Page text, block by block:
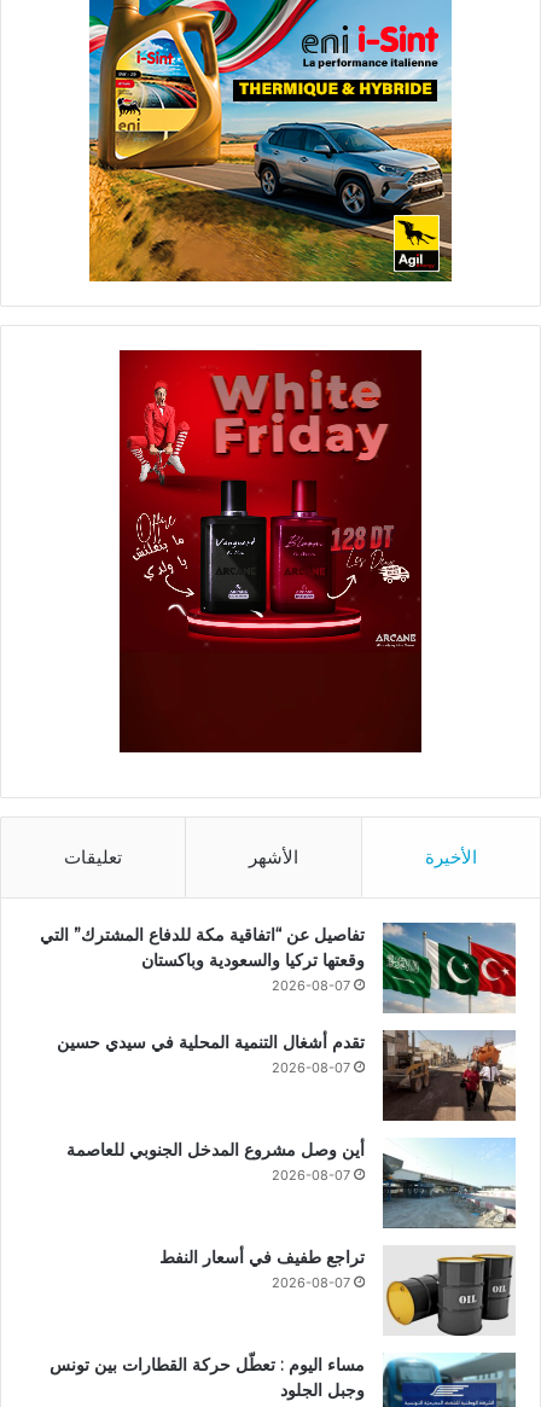
الأخيرة الأشهر تعليقات
تفاصيل عن “اتفاقية مكة للدفاع المشترك” التي
وقعتها تركيا والسعودية وباكستان
2026-08-07
تقدم أشغال التنمية المحلية في سيدي حسين
2026-08-07
أين وصل مشروع المدخل الجنوبي للعاصمة
2026-08-07
تراجع طفيف في أسعار النفط
2026-08-07
مساء اليوم : تعطّل حركة القطارات بين تونس
وجبل الجلود